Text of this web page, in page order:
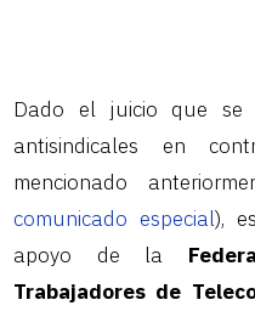
Dado el juicio que se
antisindicales en
mencionado
comunicado especial),
apoyo de la
Trabajadores de